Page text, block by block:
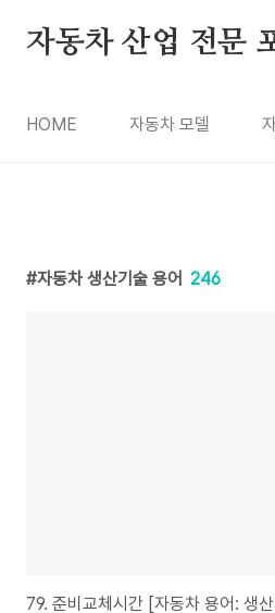
자동차 산업 전문
HOME 자동차 모델
자동차 생산기술 용어 246
79. 준비교체시간 [자동차 용어: 생